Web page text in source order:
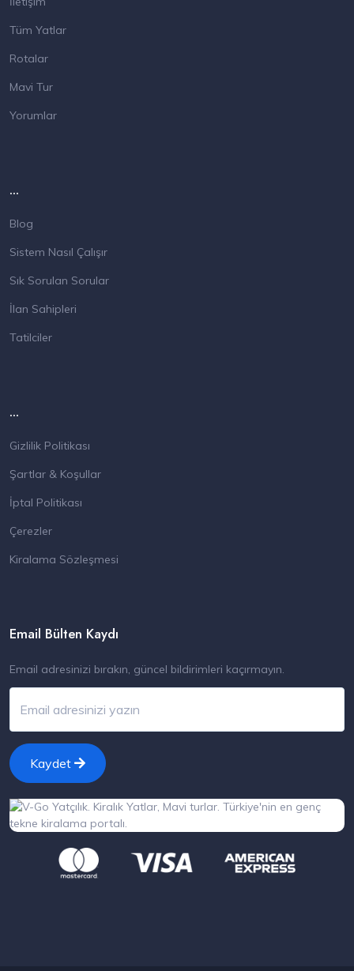
Tüm Yatlar
Rotalar
Mavi Tur
Yorumlar
...
Blog
Sistem Nasıl Çalışır
Sık Sorulan Sorular
İlan Sahipleri
Tatilciler
...
Gizlilik Politikası
Şartlar & Koşullar
İptal Politikası
Çerezler
Kiralama Sözleşmesi
Email Bülten Kaydı
Email adresinizi bırakın, güncel bildirimleri kaçırmayın.
Kaydet